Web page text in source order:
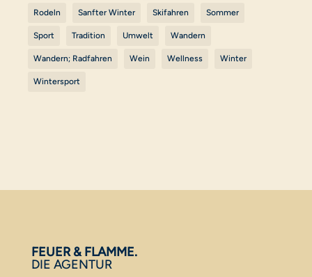
Rodeln Sanfter Winter Skifahren Sommer
Sport Tradition Umwelt Wandern
Wandern; Radfahren Wein Wellness Winter
Wintersport
FEUER & FLAMME.
DIE AGENTUR